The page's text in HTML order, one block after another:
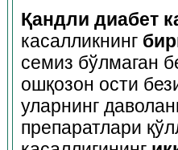
Қандли диабет
касалликнинг
семиз бўлмаган
ошқозон ости
уларнинг
препаратлари